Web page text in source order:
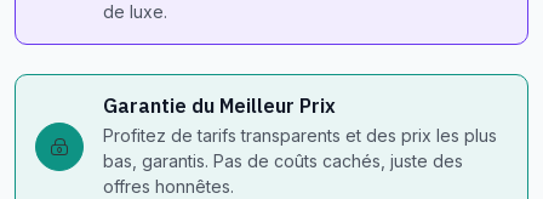
de luxe.
Garantie du Meilleur Prix
Profitez de tarifs transparents et des prix les plus
bas, garantis. Pas de coûts cachés, juste des
offres honnêtes.